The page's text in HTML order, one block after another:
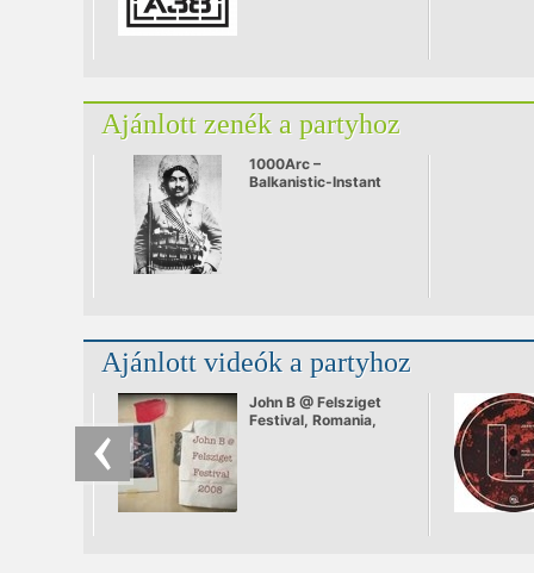
Ajánlott zenék a partyhoz
1000Arc –
Balkanistic-Instant
Ajánlott videók a partyhoz
John B @ Felsziget
Festival, Romania,